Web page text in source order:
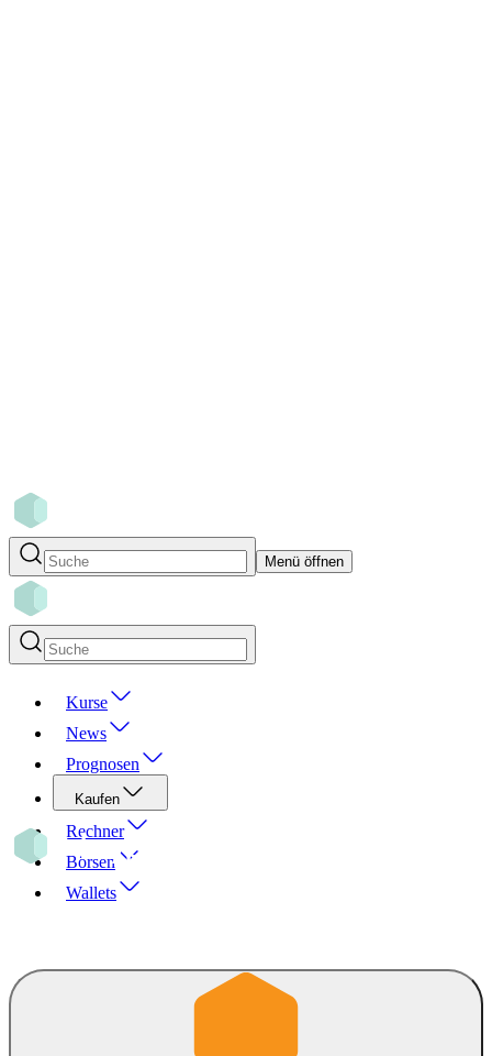
Menü öffnen
Kurse
News
Prognosen
Kaufen
Rechner
Börsen
Wallets